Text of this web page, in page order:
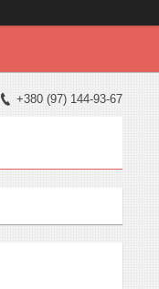
+380 (97) 144-93-67